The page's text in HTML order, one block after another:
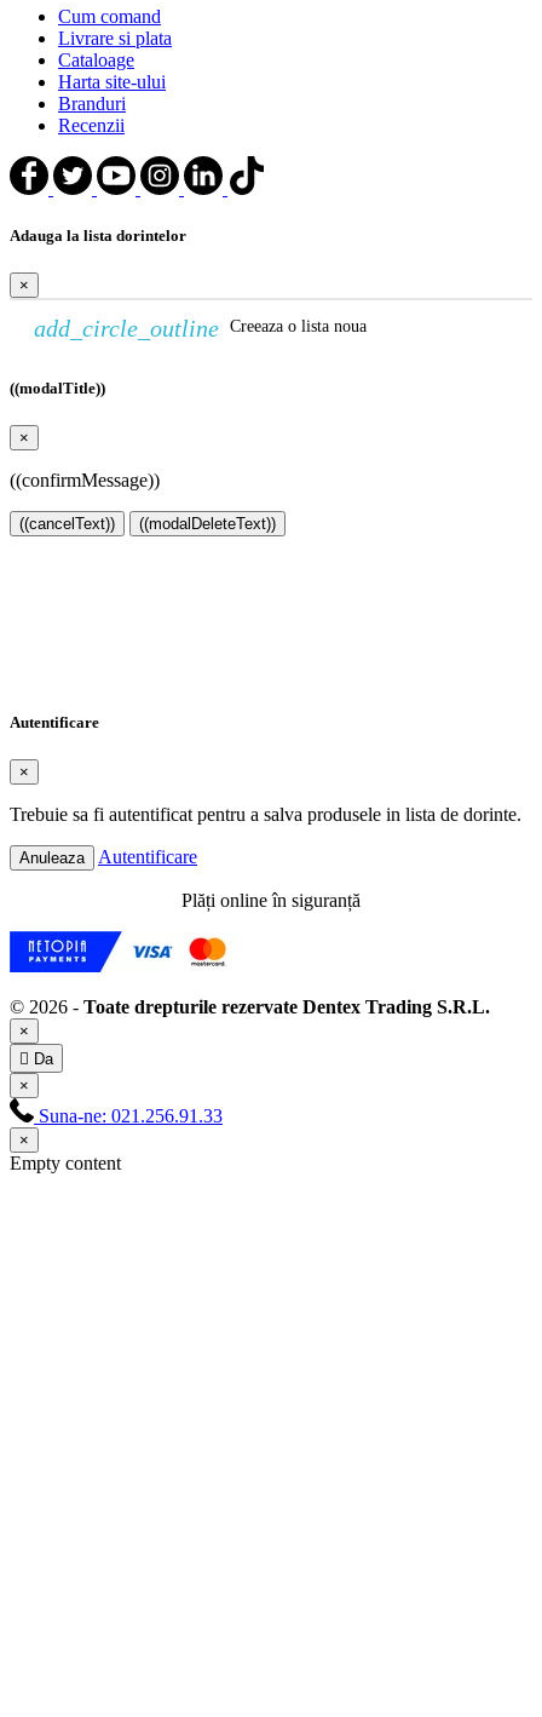
Cum comand
Livrare si plata
Cataloage
Harta site-ului
Branduri
Recenzii
Adauga la lista dorintelor
×
add_circle_outline Creeaza o lista noua
((modalTitle))
×
((confirmMessage))
((cancelText)) ((modalDeleteText))
Autentificare
×
Trebuie sa fi autentificat pentru a salva produsele in lista de dorinte.
Anuleaza Autentificare
Plăți online în siguranță
© 2026 - Toate drepturile rezervate Dentex Trading S.R.L.
×
 Da
×
Suna-ne: 021.256.91.33
×
Empty content